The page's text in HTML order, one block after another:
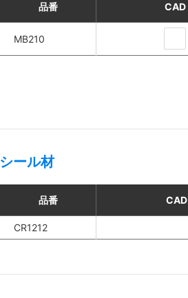
品番 CAD
MB210
シール材
品番 CAD
CR1212